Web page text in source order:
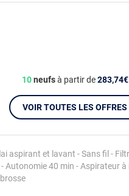
aspirant et lavant - Sans fil -
Autonomie 40 min - Aspirateur à
10neufsà partir de283,74€
VOIR TOUTES LES OFFRES